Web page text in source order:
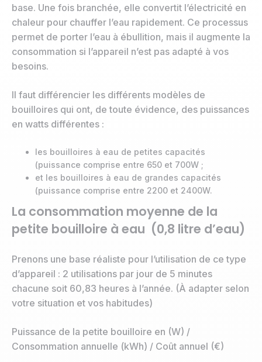
base. Une fois branchée, elle convertit l’électricité en
chaleur pour chauffer l’eau rapidement. Ce processus
permet de porter l’eau à ébullition, mais il augmente la
consommation si l’appareil n’est pas adapté à vos
besoins.
Il faut différencier les différents modèles de
bouilloires qui ont, de toute évidence, des puissances
en watts différentes :
les bouilloires à eau de petites capacités
(puissance comprise entre 650 et 700W ;
et les bouilloires à eau de grandes capacités
(puissance comprise entre 2200 et 2400W.
La consommation moyenne de la
petite bouilloire à eau (0,8 litre d’eau)
Prenons une base réaliste pour l’utilisation de ce type
d’appareil : 2 utilisations par jour de 5 minutes
chacune soit 60,83 heures à l’année. (À adapter selon
votre situation et vos habitudes)
Puissance de la petite bouilloire en (W) /
Consommation annuelle (kWh) / Coût annuel (€)